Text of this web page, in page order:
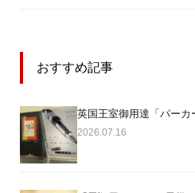
おすすめ記事
英国王室御用達「パーカ
2026.07.16